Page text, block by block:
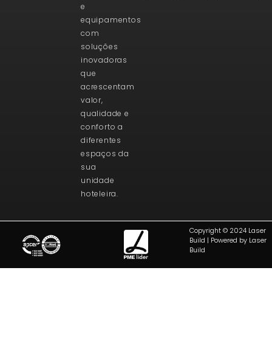
e
equipamentos
com
soluções
inovadoras
que
acrescentam
valor,
qualidade e
conforto a
diferentes
espaços da
sua
unidade
hoteleira.
Copyright © 2024 Laser
Build | Powered by Laser
Build